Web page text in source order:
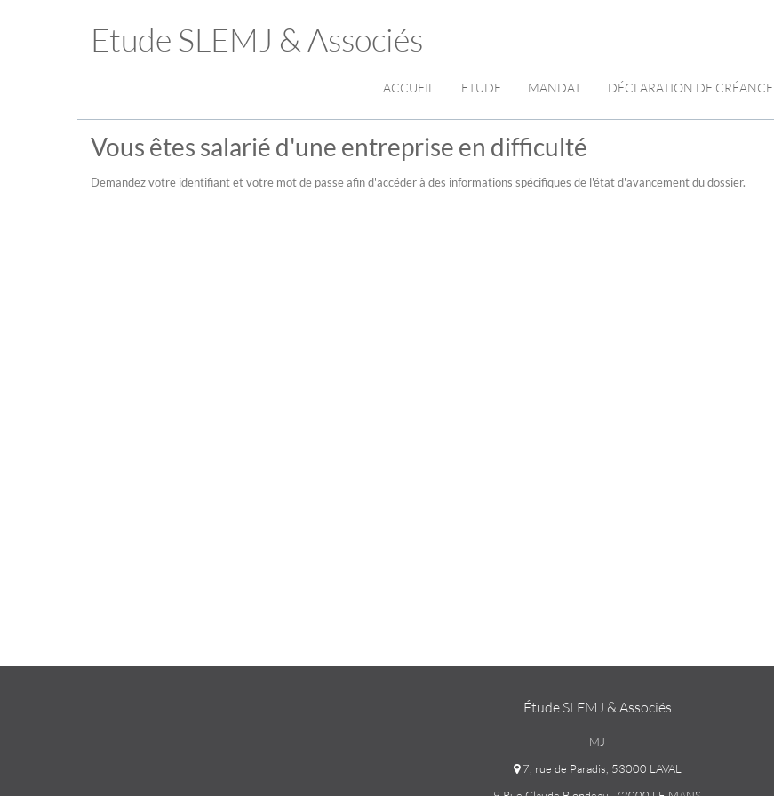
Etude SLEMJ & Associés
ACCUEIL ETUDE MANDAT DÉCLARATION DE CRÉANCE
Vous êtes salarié d'une entreprise en difficulté
Demandez votre identifiant et votre mot de passe afin d'accéder à des informations spécifiques de l'état d'avancement du dossier.
Étude SLEMJ & Associés
MJ
7, rue de Paradis, 53000 LAVAL